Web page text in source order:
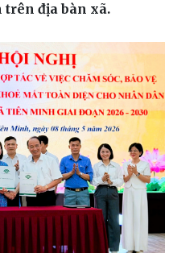
trên địa bàn xã.